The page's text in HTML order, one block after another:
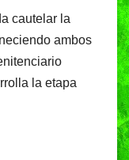
cautelar la
ambos
la etapa